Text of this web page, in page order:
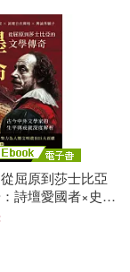
屈原到莎士比亞
詩壇愛國者×史壇
白衣卿相×輿論界
外文學家的生平
析 (電子書)